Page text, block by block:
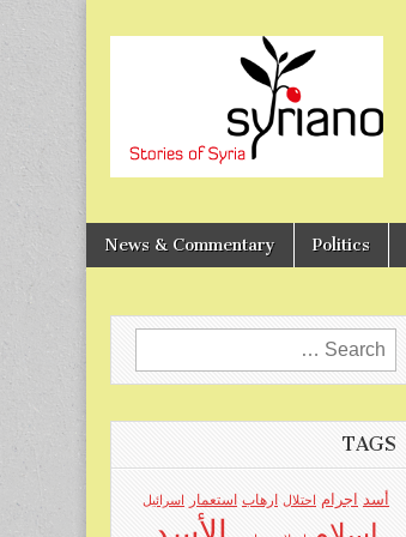
syriano
Politics
News & Commentary
Search
for:
TAGS
أسد اجرام احتلال ارهاب استعمار اسرائيل